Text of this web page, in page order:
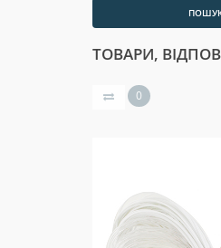
ТОВАРИ,
0